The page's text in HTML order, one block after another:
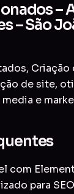
–
– São
de site,
e
com
para